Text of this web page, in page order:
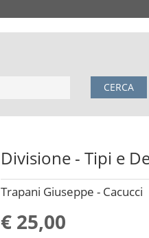
CERCA
Divisione - Tipi e
Trapani Giuseppe - Cacucci
€ 25,00